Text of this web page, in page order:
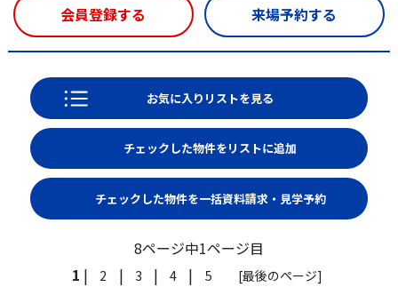
会員登録する 来場予約する
お気に入りリストを見る
8ページ中1ページ目
1 | 2 | 3 | 4 | 5 [最後のページ]